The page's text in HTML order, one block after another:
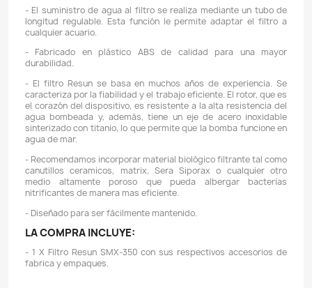
- Filtración biológica. El bio cartucho ayuda a
crecimiento de bacterias aeróbicas que
subproductos dañinos del agua, como el amoníaco y
nitrato relativamente inofensivo para una calidad
agua.
- Filtración de aireación. El agua que fluye a través
airea, agregando el oxígeno necesario para
actividad de los peces.
- La serie de filtros en cascada SMX Streamax
diseñada pensando en la facilidad de cuidado y
El filtro tiene insertos especiales para filtración
mecánica y química. Los insertos colocados en el
paso es muy simple y no causa ningún problema.
- Este filtro tiene ajustador de flujo. El ajustador
permite ajustar su caudal preferido.